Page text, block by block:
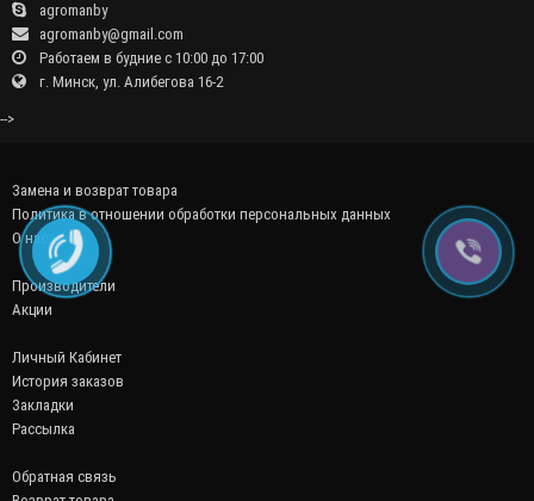
agromanby
agromanby@gmail.com
Работаем в будние с 10:00 до 17:00
г. Минск, ул. Алибегова 16-2
-->
Замена и возврат товара
Политика в отношении обработки персональных данных
О нас
Производители
Акции
Личный Кабинет
История заказов
Закладки
Рассылка
Обратная связь